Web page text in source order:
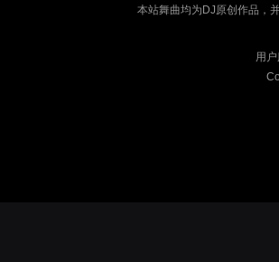
本站舞曲均为DJ原创作品，
用